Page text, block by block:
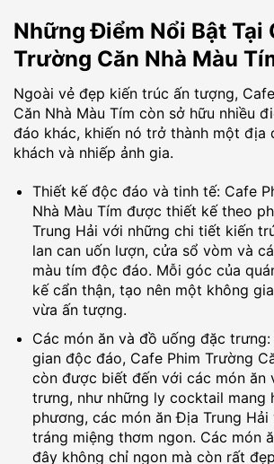
Những Điểm Nổi Bật Tại
Trường Căn Nhà Màu
Ngoài vẻ đẹp kiến trúc ấn tượng,
Căn Nhà Màu Tím còn sở hữu nhiều
đáo khác, khiến nó trở thành một địa
khách và nhiếp ảnh gia.
Thiết kế độc đáo và tinh tế: Cafe
Nhà Màu Tím được thiết kế theo
Trung Hải với những chi tiết kiến
lan can uốn lượn, cửa sổ vòm và
màu tím độc đáo. Mỗi góc của
kế cẩn thận, tạo nên một không
vừa ấn tượng.
Các món ăn và đồ uống đặc
gian độc đáo, Cafe Phim Trường
còn được biết đến với các món ăn
trưng, như những ly cocktail mang
phương, các món ăn Địa Trung Hải
tráng miệng thơm ngon. Các món
đây không chỉ ngon mà còn rất